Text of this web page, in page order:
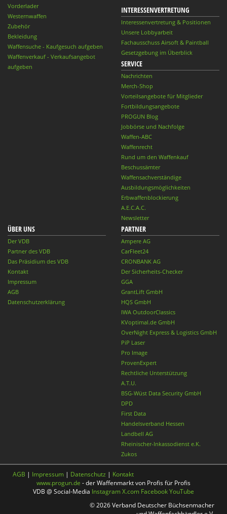
Vorderlader
Westernwaffen
Zubehör
Bekleidung
Waffensuche - Kaufgesuch aufgeben
Waffenverkauf - Verkaufsangebot
aufgeben
INTERESSENVERTRETUNG
Interessenvertretung & Positionen
Unsere Lobbyarbeit
Fachausschuss Airsoft & Paintball
Gesetzgebung im Überblick
SERVICE
Nachrichten
Merch-Shop
Vorteilsangebote für Mitglieder
Fortbildungsangebote
PROGUN Blog
Jobbörse und Nachfolge
Waffen-ABC
Waffenrecht
Rund um den Waffenkauf
Beschussämter
Waffensachverständige
Ausbildungsmöglichkeiten
Erbwaffenblockierung
A.E.C.A.C.
Newsletter
ÜBER UNS
Der VDB
Partner des VDB
Das Präsidium des VDB
Kontakt
Impressum
AGB
Datenschutzerklärung
PARTNER
Ampere AG
CarFleet24
CRONBANK AG
Der Sicherheits-Checker
GGA
GrantLift GmbH
HQS GmbH
IWA OutdoorClassics
KVoptimal.de GmbH
OverNight Express & Logistics GmbH
PiP Laser
Pro Image
ProvenExpert
Rechtliche Unterstützung
A.T.U.
BSG-Wüst Data Security GmbH
DPD
First Data
Handelsverband Hessen
Landbell AG
Rheinischer-Inkassodienst e.K.
Zukos
AGB | Impressum | Datenschutz | Kontakt
www.progun.de - der Waffenmarkt von Profis für Profis
VDB @ Social-Media InstagramX.com FacebookYouTube
© 2026 Verband Deutscher Büchsenmacher